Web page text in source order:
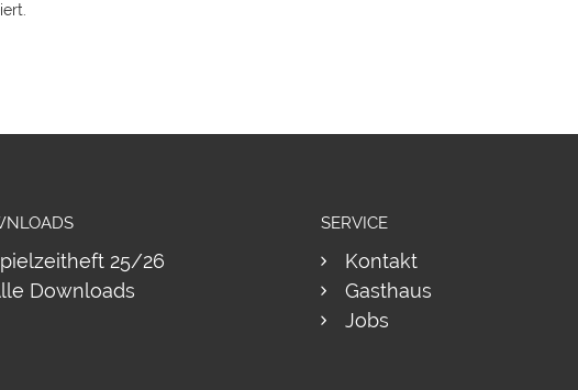
25/26
Downloads
SERVICE
Kontakt
Gasthaus
Jobs